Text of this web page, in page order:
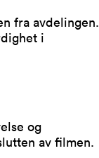
fra avdelingen.
i
og
av filmen.